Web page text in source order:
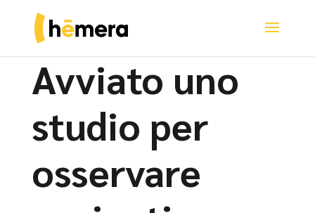
Avviato uno
studio per
osservare